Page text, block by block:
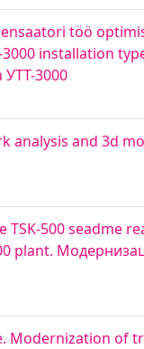
töö
installation
3000
and 3d
500 seadme
Modernization of